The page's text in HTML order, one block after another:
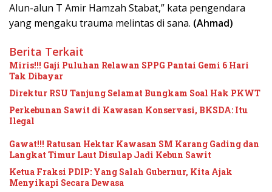
Alun-alun T Amir Hamzah Stabat,” kata pengendara
yang mengaku trauma melintas di sana. (Ahmad)
Berita Terkait
Miris!!! Gaji Puluhan Relawan SPPG Pantai Gemi 6 Hari
Tak Dibayar
Direktur RSU Tanjung Selamat Bungkam Soal Hak PKWT
Perkebunan Sawit di Kawasan Konservasi, BKSDA: Itu
Ilegal
Gawat!!! Ratusan Hektar Kawasan SM Karang Gading dan
Langkat Timur Laut Disulap Jadi Kebun Sawit
Ketua Fraksi PDIP: Yang Salah Gubernur, Kita Ajak
Menyikapi Secara Dewasa